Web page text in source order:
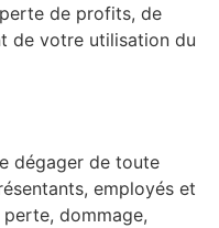
de profits, de
de votre utilisation du
dégager de toute
employés et
dommage,